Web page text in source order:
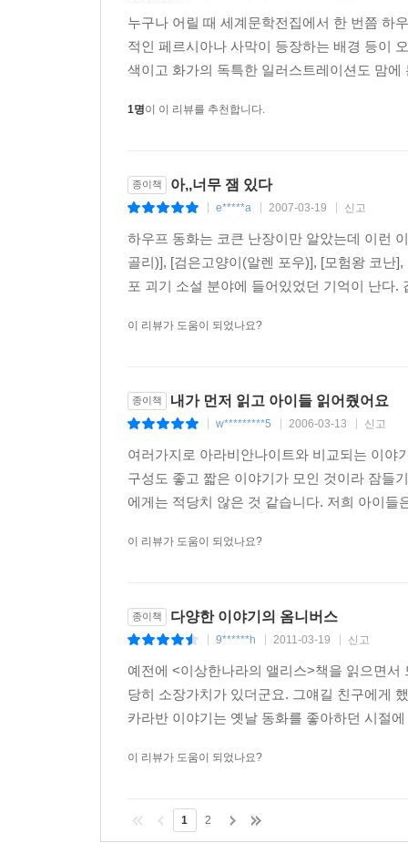
누구나 어릴 때 세계문학전집에서 한 번쯤 하
적인 페르시아나 사막이 등장하는 배경 등이
색이고 화가의 독특한 일러스트레이션도 맘
1명이 이 리뷰를 추천합니다.
종이책 아,,너무 잼 있다
e*****a 2007-03-19 신고
하우프 동화는 코큰 난장이만 알았는데 이런
골리)], [검은고양이(알렌 포우)], [모험왕 코난
포 괴기 소설 분야에 들어있었던 기억이 난다
이 리뷰가 도움이 되었나요?
종이책 내가 먼저 읽고 아이들 읽어줬어요
w*********5 2006-03-13 신고
여러가지로 아라비안나이트와 비교되는 이야
구성도 좋고 짧은 이야기가 모인 것이라 잠들
에게는 적당치 않은 것 같습니다. 저희 아이
이 리뷰가 도움이 되었나요?
종이책 다양한 이야기의 옴니버스
9******h 2011-03-19 신고
예전에 <이상한나라의 앨리스>책을 읽으면
당히 소장가치가 있더군요. 그얘길 친구에게
카라반 이야기는 옛날 동화를 좋아하던 시절
이 리뷰가 도움이 되었나요?
1 2